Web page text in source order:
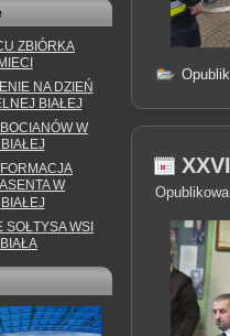
ZBIÓRKA
NA DZIEŃ
BIAŁEJ
W
W
SOŁTYSA WSI